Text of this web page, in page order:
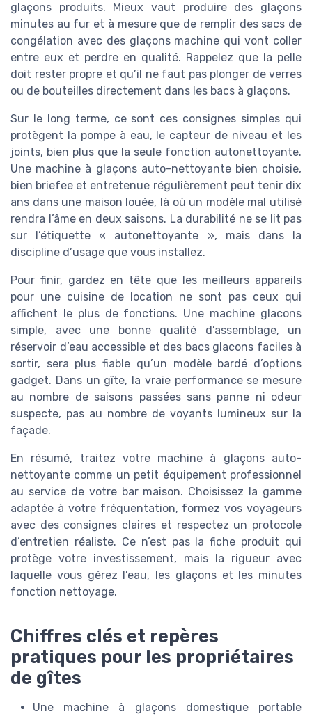
glaçons produits. Mieux vaut produire des glaçons
minutes au fur et à mesure que de remplir des sacs de
congélation avec des glaçons machine qui vont coller
entre eux et perdre en qualité. Rappelez que la pelle
doit rester propre et qu’il ne faut pas plonger de verres
ou de bouteilles directement dans les bacs à glaçons.
Sur le long terme, ce sont ces consignes simples qui
protègent la pompe à eau, le capteur de niveau et les
joints, bien plus que la seule fonction autonettoyante.
Une machine à glaçons auto-nettoyante bien choisie,
bien briefee et entretenue régulièrement peut tenir dix
ans dans une maison louée, là où un modèle mal utilisé
rendra l’âme en deux saisons. La durabilité ne se lit pas
sur l’étiquette « autonettoyante », mais dans la
discipline d’usage que vous installez.
Pour finir, gardez en tête que les meilleurs appareils
pour une cuisine de location ne sont pas ceux qui
affichent le plus de fonctions. Une machine glacons
simple, avec une bonne qualité d’assemblage, un
réservoir d’eau accessible et des bacs glacons faciles à
sortir, sera plus fiable qu’un modèle bardé d’options
gadget. Dans un gîte, la vraie performance se mesure
au nombre de saisons passées sans panne ni odeur
suspecte, pas au nombre de voyants lumineux sur la
façade.
En résumé, traitez votre machine à glaçons auto-
nettoyante comme un petit équipement professionnel
au service de votre bar maison. Choisissez la gamme
adaptée à votre fréquentation, formez vos voyageurs
avec des consignes claires et respectez un protocole
d’entretien réaliste. Ce n’est pas la fiche produit qui
protège votre investissement, mais la rigueur avec
laquelle vous gérez l’eau, les glaçons et les minutes
fonction nettoyage.
Chiffres clés et repères
pratiques pour les propriétaires
de gîtes
Une machine à glaçons domestique portable